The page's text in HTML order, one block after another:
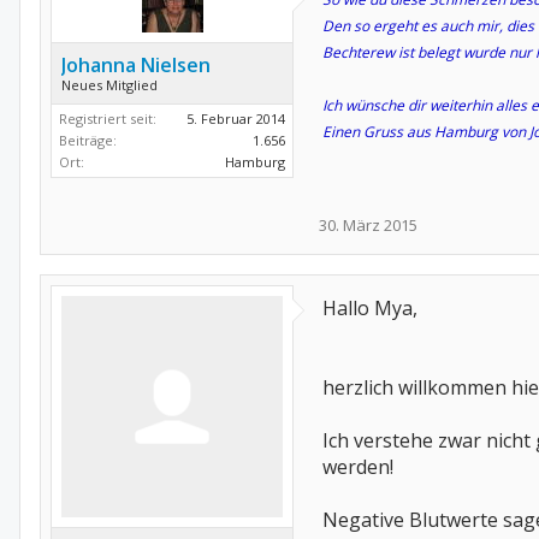
Johanna Nielsen
Neues Mitglied
Registriert seit:
5. Februar 2014
Beiträge:
1.656
Ort:
Hamburg
Den so ergeht es auch mir,
Bechterew ist belegt wurde
Ich wünsche dir weiterhin alles
Einen Gruss aus Hamburg von
30. März 2015
Hallo Mya,
herzlich willkommen
Ich verstehe zwar
werden!
Negative Blutwerte